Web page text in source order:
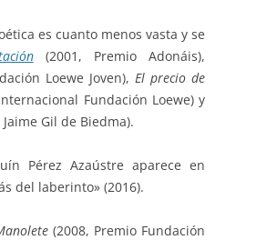
es cuanto menos vasta y se
(2001, Premio Adonáis),
Loewe Joven), El precio de
Fundación Loewe) y
Gil de Biedma).
Pérez Azaústre aparece en
del laberinto» (2016).
(2008, Premio Fundación